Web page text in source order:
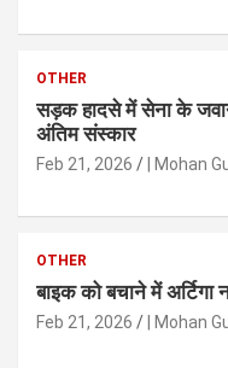
OTHER
सड़क हादसे में सेना के
अंतिम संस्कार
Feb 21, 2026 | Mohan
OTHER
बाइक को बचाने में
Feb 21, 2026 | Mohan